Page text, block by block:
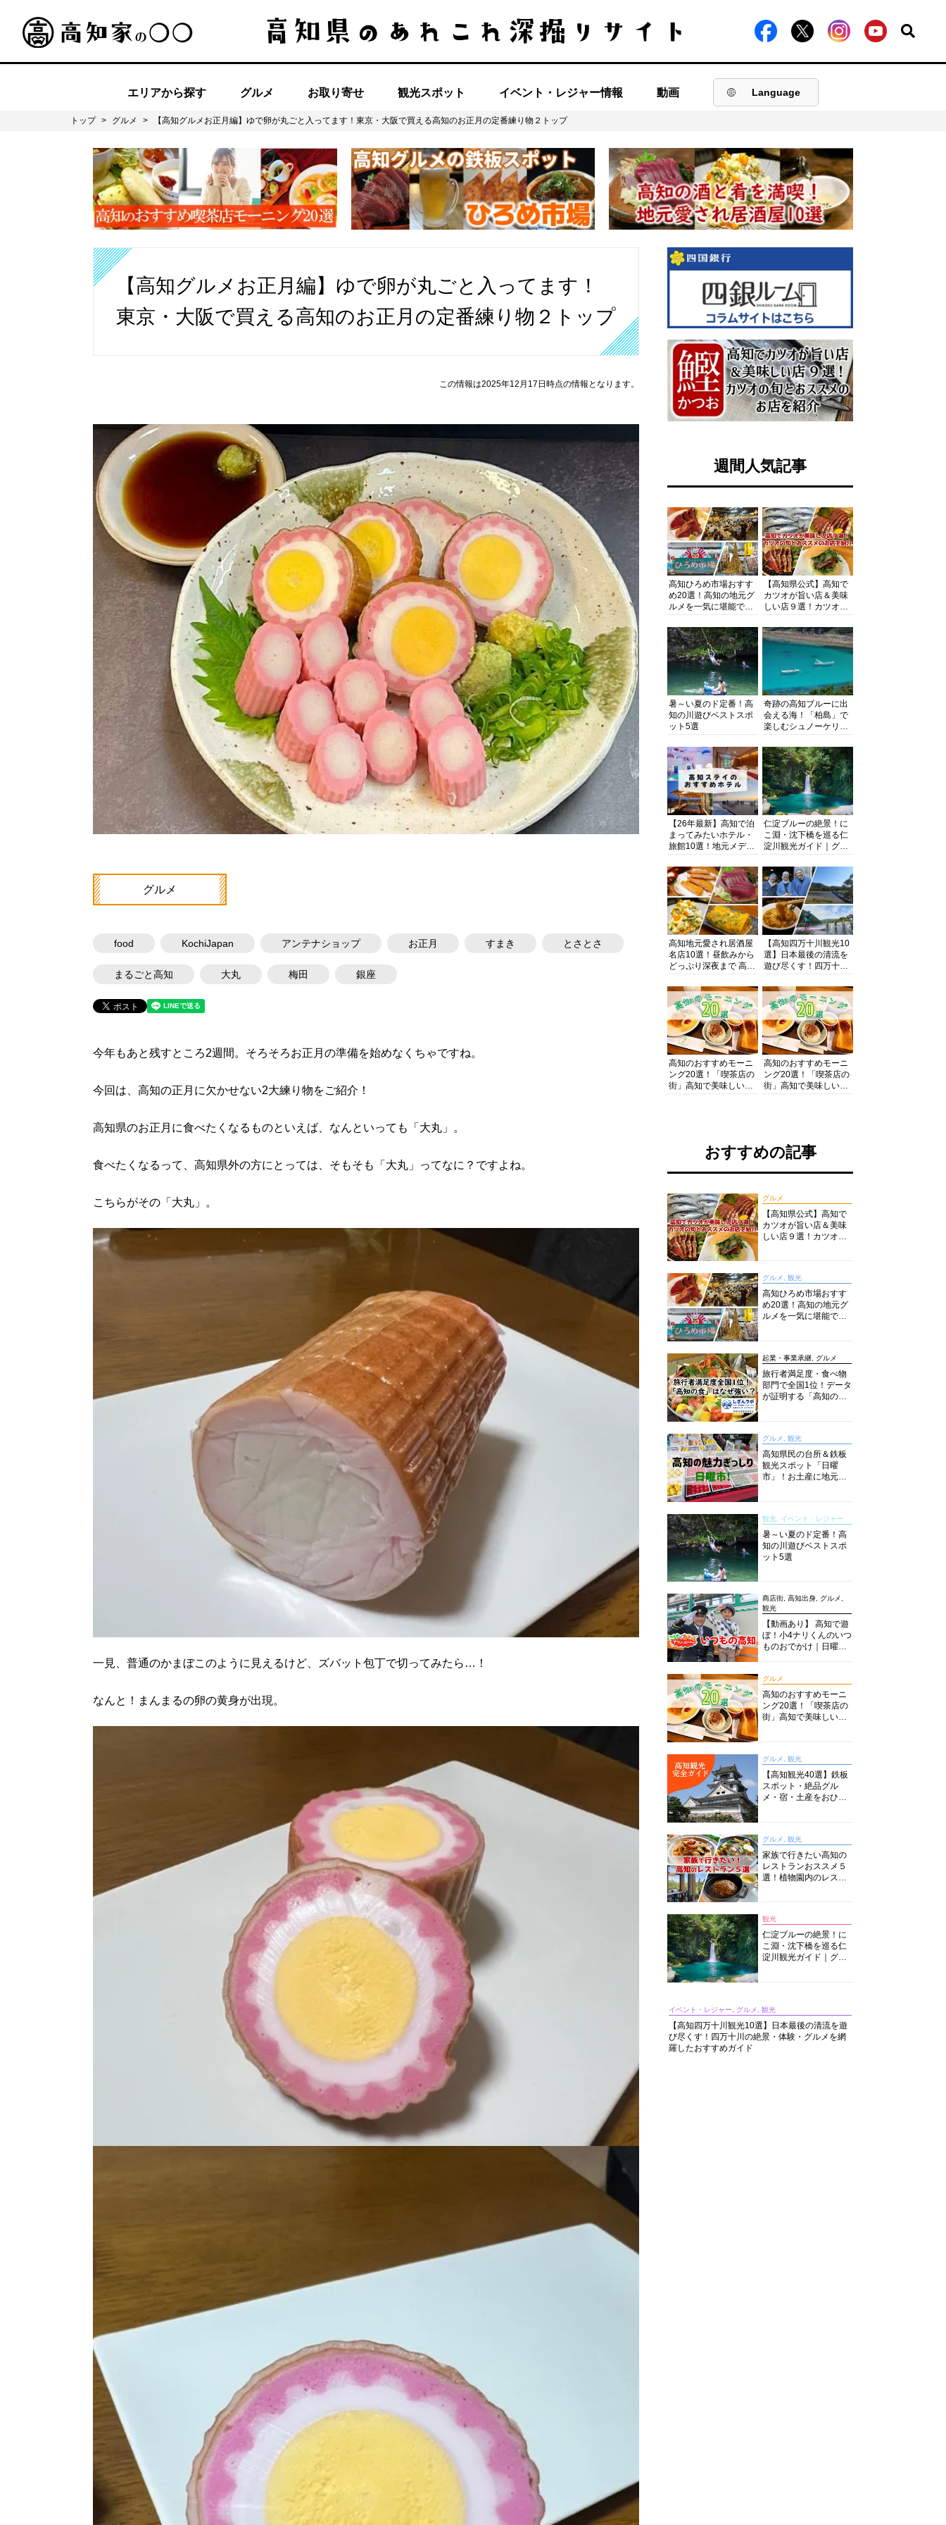
エリアから探す グルメ お取り寄せ 観光スポット イベント・レジャー情報 動画 Language
トップ > グルメ > 【高知グルメお正月編】ゆで卵が丸ごと入ってます！東京・大阪で買える高知のお正月の定番練り物２トップ
【高知グルメお正月編】ゆで卵が丸ごと入ってます！
東京・大阪で買える高知のお正月の定番練り物２トップ
この情報は2025年12月17日時点の情報となります。
グルメ
food KochiJapan アンテナショップ お正月 すまき とさとさ
まるごと高知 大丸 梅田 銀座
今年もあと残すところ2週間。そろそろお正月の準備を始めなくちゃですね。
今回は、高知の正月に欠かせない2大練り物をご紹介！
高知県のお正月に食べたくなるものといえば、なんといっても「大丸」。
食べたくなるって、高知県外の方にとっては、そもそも「大丸」ってなに？ですよね。
こちらがその「大丸」。
一見、普通のかまぼこのように見えるけど、ズバット包丁で切ってみたら…！
なんと！まんまるの卵の黄身が出現。
週間人気記事
高知ひろめ市場おすす
め20選！高知の地元グ
ルメを一気に堪能でき
底解剖
【高知県公式】高知で
カツオが旨い店＆美味
しい店９選！カツオの
紹介
暑～い夏のド定番！高
知の川遊びベストスポ
ット5選
奇跡の高知ブルーに出
会える海！「柏島」で
楽しむシュノーケリン
浴にキャンプまで透明
度抜群の海の楽園を徹
底紹介
【26年最新】高知で泊
まってみたいホテル・
旅館10選！地元メディ
厳選
仁淀ブルーの絶景！に
こ淵・沈下橋を巡る仁
淀川観光ガイド｜グル
まで完全網羅！
高知地元愛され居酒屋
名店10選！昼飲みから
どっぷり深夜まで 高知
知グルメPro】
【高知四万十川観光10
選】日本最後の清流を
遊び尽くす！四万十川
を網羅したおすすめガ
イド
高知のおすすめモーニ
ング20選！「喫茶店の
街」高知で美味しい喫
高知のおすすめモーニ
ング20選！「喫茶店の
街」高知で美味しい喫
おすすめの記事
グルメ
【高知県公式】高知で
カツオが旨い店＆美味
しい店９選！カツオの
グルメ, 観光
高知ひろめ市場おすす
め20選！高知の地元グ
ルメを一気に堪能でき
起業・事業承継, グルメ
旅行者満足度・食べ物
部門で全国1位！データ
が証明する「高知の
グルメ, 観光
高知県民の台所＆鉄板
観光スポット「日曜
市」！お土産に地元野
説！
観光, イベント・レジャー
暑～い夏のド定番！高
知の川遊びベストスポ
ット5選
商店街, 高知出身, グルメ,
観光
【動画あり】 高知で遊
ぼ！小4ナリくんのいつ
ものおでかけ｜日曜市
グルメ
高知のおすすめモーニ
ング20選！「喫茶店の
街」高知で美味しい喫
グルメ, 観光
【高知観光40選】鉄板
スポット・絶品グル
メ・宿・土産をおひと
グルメ, 観光
家族で行きたい高知の
レストランおススメ５
選！植物園内のレスト
観光
仁淀ブルーの絶景！に
こ淵・沈下橋を巡る仁
淀川観光ガイド｜グル
イベント・レジャー, グルメ, 観光
【高知四万十川観光10選】日本最後の清流を遊
び尽くす！四万十川の絶景・体験・グルメを網
羅したおすすめガイド